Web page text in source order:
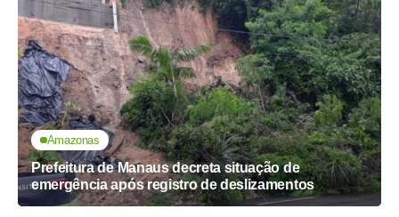
Amazonas
Prefeitura de Manaus decreta situação de
emergência após registro de deslizamentos